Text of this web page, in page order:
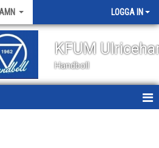
LOGGA IN
KFUM
Handboll